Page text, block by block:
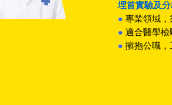
埋首實驗及
● 專業領域
● 適合醫學
● 擁抱公職